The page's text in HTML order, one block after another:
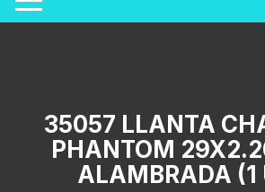
35057 LLANTA
PHANTOM
ALAMBRADA (1